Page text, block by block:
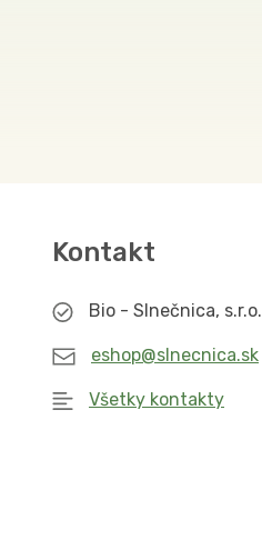
Kontakt
Bio - Slnečnica, s.r.o.
eshop@slnecnica.sk
Všetky kontakty